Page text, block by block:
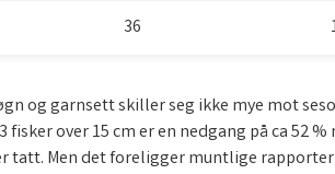
36
og garnsett skiller seg ikke mye mot
fisker over 15 cm er en nedgang på ca
tatt. Men det foreligger muntlige